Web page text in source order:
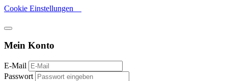
Cookie Einstellungen
Mein Konto
E-Mail
Passwort